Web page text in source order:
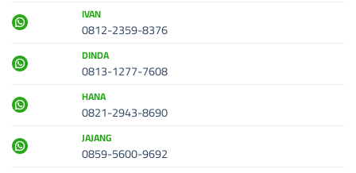
IVAN
0812-2359-8376
DINDA
0813-1277-7608
HANA
0821-2943-8690
JAJANG
0859-5600-9692